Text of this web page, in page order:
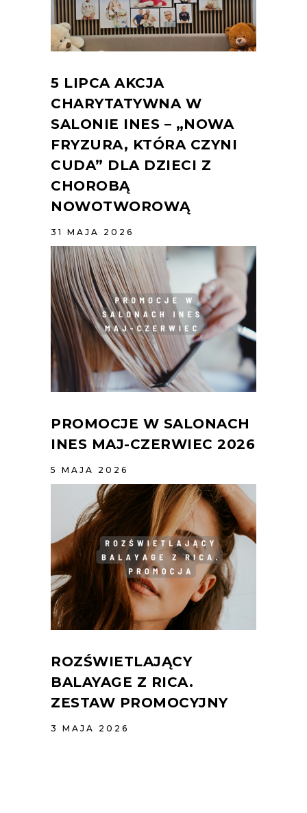
5 LIPCA AKCJA
CHARYTATYWNA W
SALONIE INES – „NOWA
FRYZURA, KTÓRA CZYNI
CUDA” DLA DZIECI Z
CHOROBĄ
NOWOTWOROWĄ
31 MAJA 2026
PROMOCJE W SALONACH
INES MAJ-CZERWIEC 2026
5 MAJA 2026
ROZŚWIETLAJĄCY
BALAYAGE Z RICA.
ZESTAW PROMOCYJNY
3 MAJA 2026